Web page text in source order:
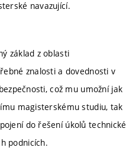
navazující.
základ z oblasti
znalosti a dovednosti v
což mu umožní jak
magisterskému studiu, tak
do řešení úkolů technické
podnicích.